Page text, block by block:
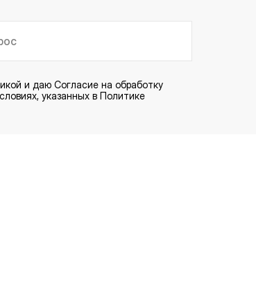
и даю Согласие на обработку
указанных в Политике